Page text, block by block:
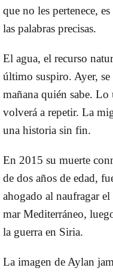
que no les pertenece,
las palabras precisas.
El agua, el recurso
último suspiro. Ayer,
mañana quién sabe. Lo
volverá a repetir. La
una historia sin fin.
En 2015 su muerte
de dos años de edad,
ahogado al naufragar
mar Mediterráneo,
la guerra en Siria.
La imagen de Aylan